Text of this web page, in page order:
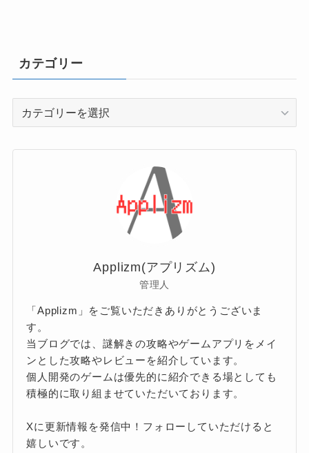
カテゴリー
Applizm(アプリズム)
管理人
「Applizm」をご覧いただきありがとうございま
す。
当ブログでは、謎解きの攻略やゲームアプリをメイ
ンとした攻略やレビューを紹介しています。
個人開発のゲームは優先的に紹介できる場としても
積極的に取り組ませていただいております。
Xに更新情報を発信中！フォローしていただけると
嬉しいです。